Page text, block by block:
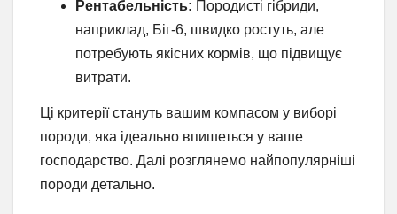
Рентабельність: Породисті гібриди,
наприклад, Біг-6, швидко ростуть, але
потребують якісних кормів, що підвищує
витрати.
Ці критерії стануть вашим компасом у виборі
породи, яка ідеально впишеться у ваше
господарство. Далі розглянемо найпопулярніші
породи детально.